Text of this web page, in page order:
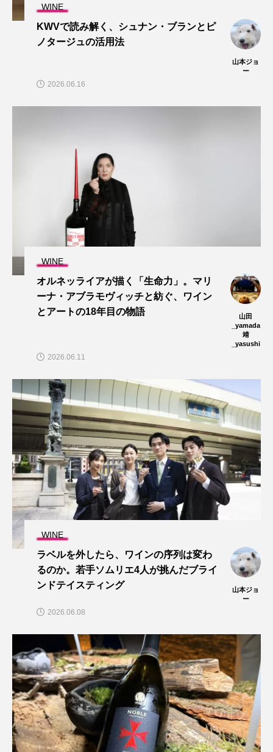
WINE
KWVで読み解く、シュナン・ブランとピ
ノタージュの活用法
山本ジョ
ー
2026.06.16
WINE
オルネッライアが描く「生命力」。マリ
ーナ・アブラモヴィッチと紡ぐ、ワイン
とアートの18年目の物語
山田
_yamada
靖
_yasushi
2026.06.11
WINE
ラベルを外したら、ワインの序列は変わ
るのか。若手ソムリエ4人が挑んだブライ
ンドテイスティング
山本ジョ
ー
2026.06.08